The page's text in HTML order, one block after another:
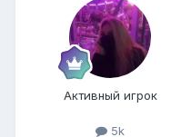
Активный игрок
5k